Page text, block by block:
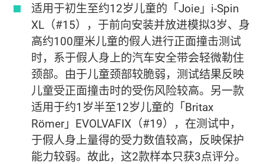
适用于初生至约12岁儿童的「Joie」i-Spin
XL（#15），于前向安装并放进模拟3岁、身
高约100厘米儿童的假人进行正面撞击测试
时，系于假人身上的汽车安全带会轻微勒住
颈部。由于儿童颈部较脆弱，测试结果反映
儿童受正面撞击时的受伤风险较高。另一款
适用于约1岁半至12岁儿童的「Britax
Römer」EVOLVAFIX（#19），在测试中，
于假人身上量得的受力数值较高，反映保护
能力较弱。故此，这2款样本只获3点评分。